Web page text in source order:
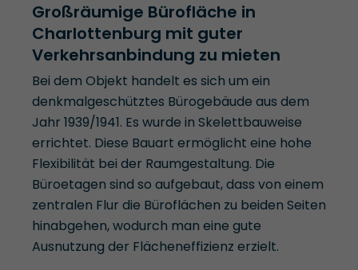
Großräumige Bürofläche in
Charlottenburg mit guter
Verkehrsanbindung zu mieten
Bei dem Objekt handelt es sich um ein
denkmalgeschütztes Bürogebäude aus dem
Jahr 1939/1941. Es wurde in Skelettbauweise
errichtet. Diese Bauart ermöglicht eine hohe
Flexibilität bei der Raumgestaltung. Die
Büroetagen sind so aufgebaut, dass von einem
zentralen Flur die Büroflächen zu beiden Seiten
hinabgehen, wodurch man eine gute
Ausnutzung der Flächeneffizienz erzielt.